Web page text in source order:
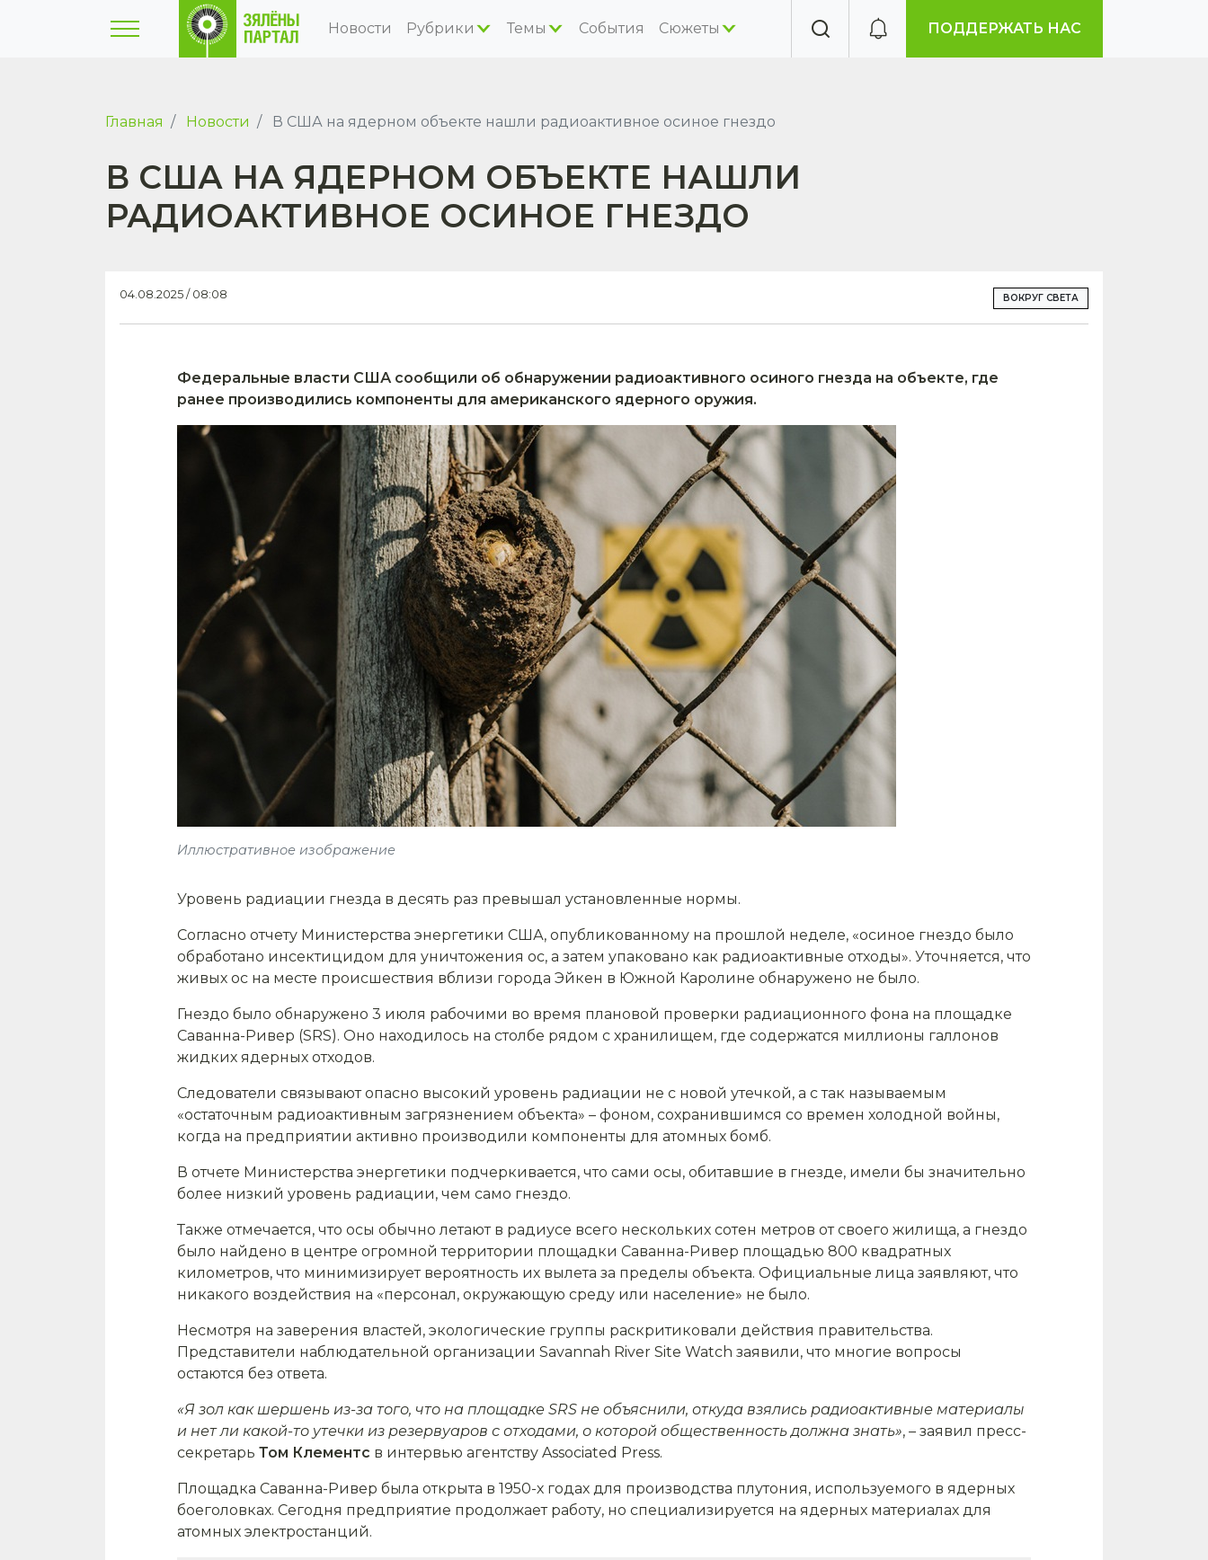
Новости Рубрики Темы События Сюжеты ПОДДЕРЖАТЬ НАС
Главная Новости В США на ядерном объекте нашли радиоактивное осиное гнездо
В США НА ЯДЕРНОМ ОБЪЕКТЕ НАШЛИ
РАДИОАКТИВНОЕ ОСИНОЕ ГНЕЗДО
04.08.2025 / 08:08 ВОКРУГ СВЕТА
Федеральные власти США сообщили об обнаружении радиоактивного осиного гнезда на объекте, где
ранее производились компоненты для американского ядерного оружия.
Иллюстративное изображение
Уровень радиации гнезда в десять раз превышал установленные нормы.
Согласно отчету Министерства энергетики США, опубликованному на прошлой неделе, «осиное гнездо было
обработано инсектицидом для уничтожения ос, а затем упаковано как радиоактивные отходы». Уточняется, что
живых ос на месте происшествия вблизи города Эйкен в Южной Каролине обнаружено не было.
Гнездо было обнаружено 3 июля рабочими во время плановой проверки радиационного фона на площадке
Саванна-Ривер (SRS). Оно находилось на столбе рядом с хранилищем, где содержатся миллионы галлонов
жидких ядерных отходов.
Следователи связывают опасно высокий уровень радиации не с новой утечкой, а с так называемым
«остаточным радиоактивным загрязнением объекта» – фоном, сохранившимся со времен холодной войны,
когда на предприятии активно производили компоненты для атомных бомб.
В отчете Министерства энергетики подчеркивается, что сами осы, обитавшие в гнезде, имели бы значительно
более низкий уровень радиации, чем само гнездо.
Также отмечается, что осы обычно летают в радиусе всего нескольких сотен метров от своего жилища, а гнездо
было найдено в центре огромной территории площадки Саванна-Ривер площадью 800 квадратных
километров, что минимизирует вероятность их вылета за пределы объекта. Официальные лица заявляют, что
никакого воздействия на «персонал, окружающую среду или население» не было.
Несмотря на заверения властей, экологические группы раскритиковали действия правительства.
Представители наблюдательной организации Savannah River Site Watch заявили, что многие вопросы
остаются без ответа.
«Я зол как шершень из-за того, что на площадке SRS не объяснили, откуда взялись радиоактивные материалы
и нет ли какой-то утечки из резервуаров с отходами, о которой общественность должна знать», – заявил пресс-
секретарь Том Клементс в интервью агентству Associated Press.
Площадка Саванна-Ривер была открыта в 1950-х годах для производства плутония, используемого в ядерных
боеголовках. Сегодня предприятие продолжает работу, но специализируется на ядерных материалах для
атомных электростанций.